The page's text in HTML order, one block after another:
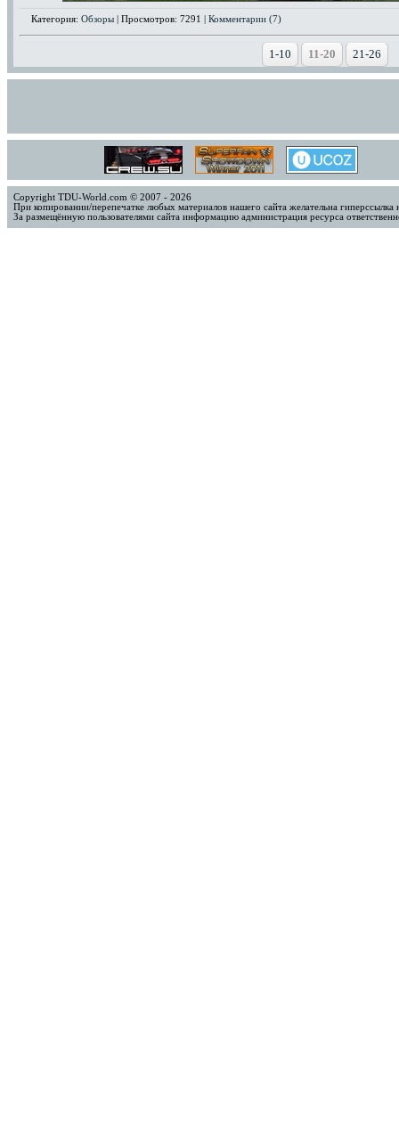
Категория: Обзоры | Просмотров: 7291 | Комментарии (7)
1-10 11-20 21-26
Copyright TDU-World.com © 2007 - 2026
При копировании/перепечатке любых материалов нашего сайта желательна
За размещённую пользователями сайта информацию администрация ресурса